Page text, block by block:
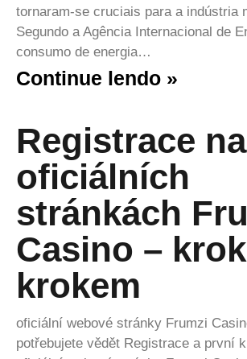
tornaram-se cruciais para a indústria
Segundo a Agência Internacional de
consumo de energia…
Continue lendo »
Registrace na
oficiálních
stránkách
Casino –
krokem
oficiální webové stránky Frumzi
potřebujete vědět Registrace a první